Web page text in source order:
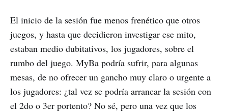
El inicio de la sesión fue menos frenético que otros
juegos, y hasta que decidieron investigar ese mito,
estaban medio dubitativos, los jugadores, sobre el
rumbo del juego. MyBa podría sufrir, para algunas
mesas, de no ofrecer un gancho muy claro o urgente a
los jugadores: ¿tal vez se podría arrancar la sesión con
el 2do o 3er portento? No sé, pero una vez que los